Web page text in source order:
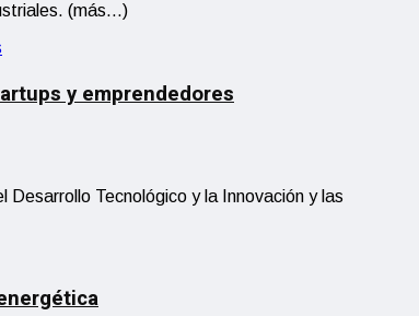
(más…)
y emprendedores
Tecnológico y la Innovación y las